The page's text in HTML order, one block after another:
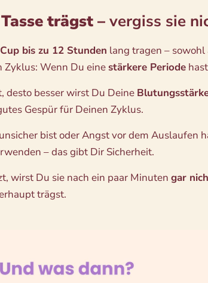
trägst – vergiss sie
bis zu 12 Stunden lang tragen –
Zyklus: Wenn Du eine stärkere Periode
desto besser wirst Du Deine
Gespür für Deinen Zyklus.
bist oder Angst vor dem Auslaufen
– das gibt Dir Sicherheit.
wirst Du sie nach ein paar Minuten gar
trägst.